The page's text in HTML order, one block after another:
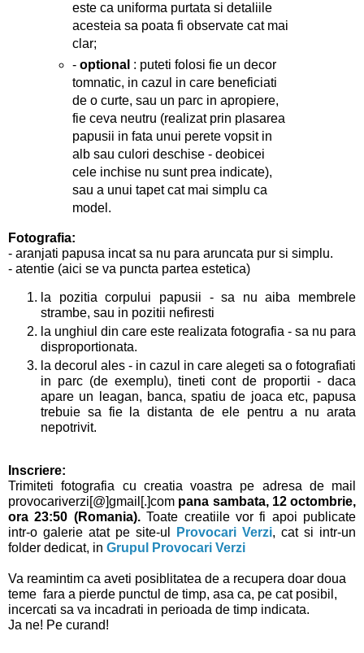
este ca uniforma purtata si detaliile
acesteia sa poata fi observate cat mai
clar;
-optional : puteti folosi fie un decor
tomnatic, in cazul in care beneficiati
de o curte, sau un parc in apropiere,
fie ceva neutru (realizat prin plasarea
papusii in fata unui perete vopsit in
alb sau culori deschise - deobicei
cele inchise nu sunt prea indicate),
sau a unui tapet cat mai simplu ca
model.
Fotografia:
- aranjati papusa incat sa nu para aruncata pur si simplu.
- atentie (aici se va puncta partea estetica)
la pozitia corpului papusii - sa nu aiba membrele
strambe, sau in pozitii nefiresti
la unghiul din care este realizata fotografia - sa nu para
disproportionata.
la decorul ales - in cazul in care alegeti sa o fotografiati
in parc (de exemplu), tineti cont de proportii - daca
apare un leagan, banca, spatiu de joaca etc, papusa
trebuie sa fie la distanta de ele pentru a nu arata
nepotrivit.
Inscriere:
Trimiteti fotografia cu creatia voastra pe adresa de mail
provocariverzi[@]gmail[.]com pana sambata, 12 octombrie,
ora 23:50 (Romania).Toate creatiile vor fi apoi publicate
intr-o galerie atat pe site-ul
Provocari Verzi, cat si intr-un
folder dedicat, in Grupul Provocari Verzi
Va reamintim ca aveti posiblitatea de a recupera doar doua
teme fara a pierde punctul de timp, asa ca, pe cat posibil,
incercati sa va incadrati in perioada de timp indicata.
Ja ne! Pe curand!